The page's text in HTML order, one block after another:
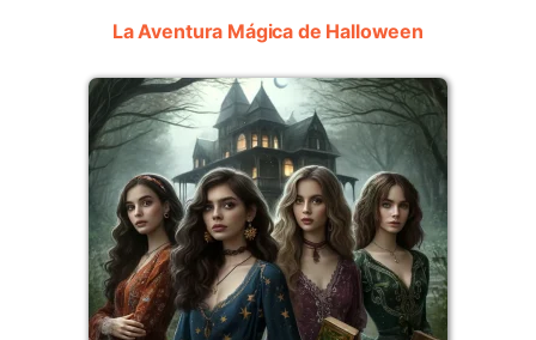
La Aventura Mágica de Halloween